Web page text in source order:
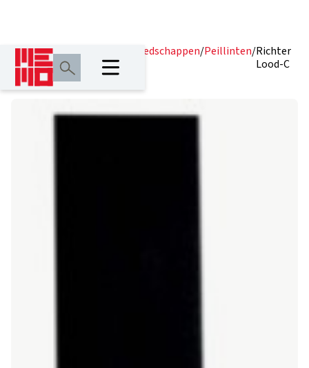
Home/Producten Meetgereedschappen/Peillinten/Richter
Lood-C